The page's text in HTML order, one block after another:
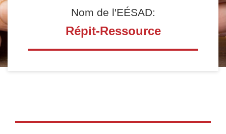
Nom de l'EÉSAD:
Répit-Ressource